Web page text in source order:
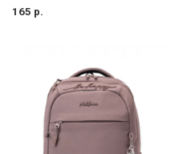
165 р.